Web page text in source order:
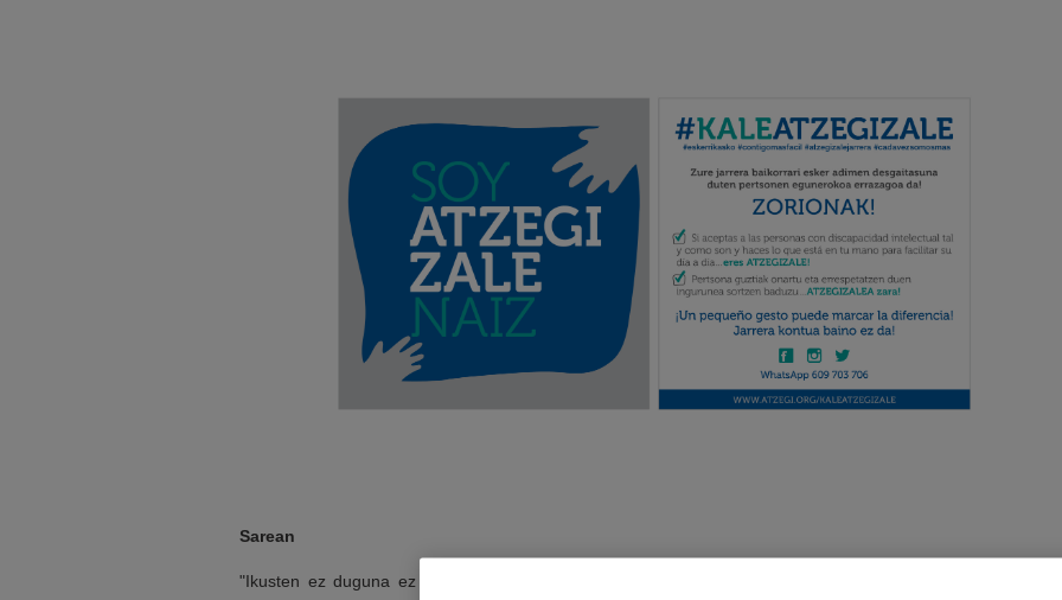
Sarean
"Ikusten ez duguna ez da existitzen". Horregatik atzegizale jarrerak ikusgai egin nahi ditugu jarrera